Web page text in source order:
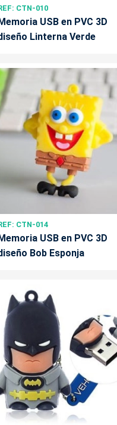
CTN-010
USB en PVC 3D
Linterna Verde
CTN-014
USB en PVC 3D
Bob Esponja